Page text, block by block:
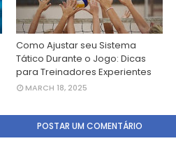
Como Ajustar seu Sistema
Tático Durante o Jogo: Dicas
para Treinadores Experientes
MARCH 18, 2025
POSTAR UM COMENTÁRIO